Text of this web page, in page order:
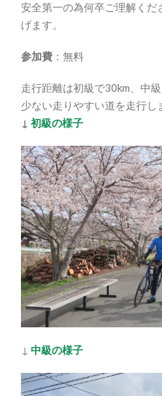
安全第一の為何卒ご理解くだ
げます。
参加費 ：無料
走行距離は初級で30km、中
少ない走りやすい道を走行し
↓ 初級の様子
↓ 中級の様子